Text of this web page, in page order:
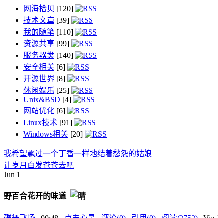
网海拾贝 [120]
技术文章 [39]
我的随笔 [110]
资源共享 [99]
服务器类 [140]
安全相关 [6]
开源世界 [8]
休闲娱乐 [25]
Unix&BSD [4]
网站优化 [6]
Linux技术 [91]
Windows相关 [20]
我希望飘过一个丁香一样地结着愁怨的姑娘
让岁月白发苍苍去吧
Jun 1
野百合花开的味道